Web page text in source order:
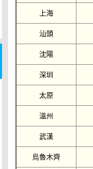
上海
汕頭
沈陽
深圳
太原
溫州
武漢
烏魯木齊